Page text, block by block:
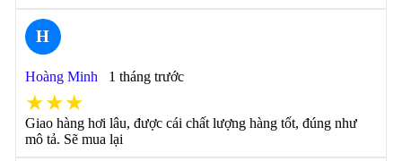
H
Hoàng Minh 1 tháng trước
★★★
Giao hàng hơi lâu, được cái chất lượng hàng tốt, đúng như
mô tả. Sẽ mua lại